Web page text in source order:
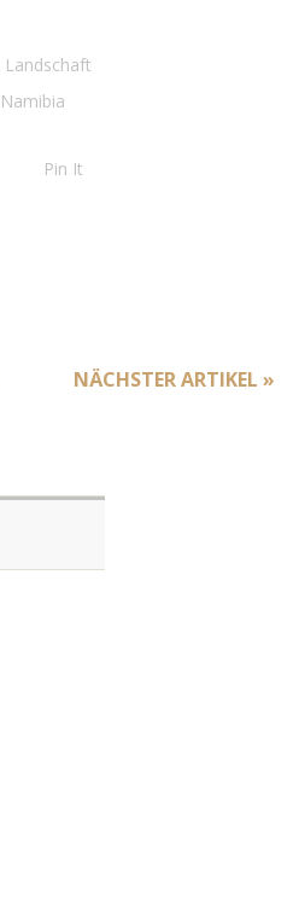
Landschaft
Namibia
Pin It
NÄCHSTER ARTIKEL »